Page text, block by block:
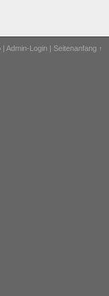
| Admin-Login | Seitenanfang ↑